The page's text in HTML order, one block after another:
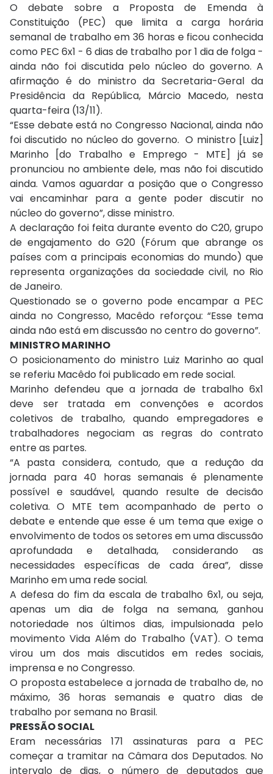
O debate sobre a Proposta de Emenda à
Constituição (PEC) que limita a carga horária
semanal de trabalho em 36 horas e ficou conhecida
como PEC 6x1 - 6 dias de trabalho por 1 dia de folga -
ainda não foi discutida pelo núcleo do governo. A
afirmação é do ministro da Secretaria-Geral da
Presidência da República, Márcio Macedo, nesta
quarta-feira (13/11).
“Esse debate está no Congresso Nacional, ainda não
foi discutido no núcleo do governo. O ministro [Luiz]
Marinho [do Trabalho e Emprego - MTE] já se
pronunciou no ambiente dele, mas não foi discutido
ainda. Vamos aguardar a posição que o Congresso
vai encaminhar para a gente poder discutir no
núcleo do governo”, disse ministro.
A declaração foi feita durante evento do C20, grupo
de engajamento do G20 (Fórum que abrange os
países com a principais economias do mundo) que
representa organizações da sociedade civil, no Rio
de Janeiro.
Questionado se o governo pode encampar a PEC
ainda no Congresso, Macêdo reforçou: “Esse tema
ainda não está em discussão no centro do governo”.
MINISTRO MARINHO
O posicionamento do ministro Luiz Marinho ao qual
se referiu Macêdo foi publicado em rede social.
Marinho defendeu que a jornada de trabalho 6x1
deve ser tratada em convenções e acordos
coletivos de trabalho, quando empregadores e
trabalhadores negociam as regras do contrato
entre as partes.
“A pasta considera, contudo, que a redução da
jornada para 40 horas semanais é plenamente
possível e saudável, quando resulte de decisão
coletiva. O MTE tem acompanhado de perto o
debate e entende que esse é um tema que exige o
envolvimento de todos os setores em uma discussão
aprofundada e detalhada, considerando as
necessidades específicas de cada área”, disse
Marinho em uma rede social.
A defesa do fim da escala de trabalho 6x1, ou seja,
apenas um dia de folga na semana, ganhou
notoriedade nos últimos dias, impulsionada pelo
movimento Vida Além do Trabalho (VAT). O tema
virou um dos mais discutidos em redes sociais,
imprensa e no Congresso.
O proposta estabelece a jornada de trabalho de, no
máximo, 36 horas semanais e quatro dias de
trabalho por semana no Brasil.
PRESSÃO SOCIAL
Eram necessárias 171 assinaturas para a PEC
começar a tramitar na Câmara dos Deputados. No
intervalo de dias, o número de deputados que